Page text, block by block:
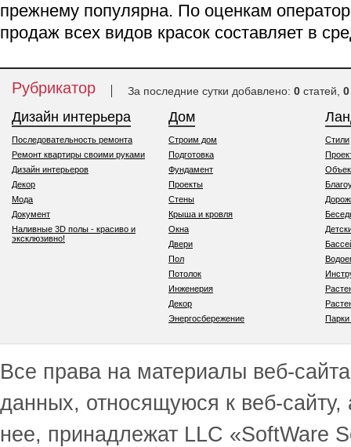
прежнему популярна. По оценкам
продаж всех видов красок составляет в
Рубрикатор За последние сутки добавлено: 0 статей, 0
Дизайн интерьера
Последовательность ремонта
Ремонт квартиры своими руками
Дизайн интерьеров
Декор
Мода
Документ
Наливные 3D полы - красиво и
эксклюзивно!
Дом
Строим дом
Подготовка
Фундамент
Проекты
Стены
Крыша и кровля
Окна
Двери
Пол
Потолок
Инженерия
Декор
Энергосбережение
Стили
Все права на материалы веб-
данных, относящуюся к веб-
нее, принадлежат LLC